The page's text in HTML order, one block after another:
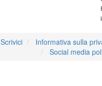
Scrivici
Informativa sulla
Social media